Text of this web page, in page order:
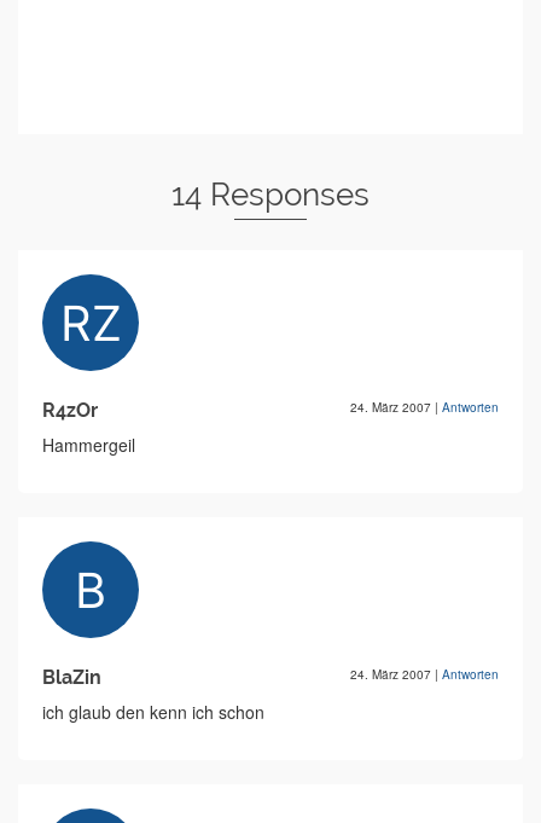
14 Responses
R4zOr 24. März 2007 | Antworten
Hammergeil
BlaZin 24. März 2007 | Antworten
ich glaub den kenn ich schon